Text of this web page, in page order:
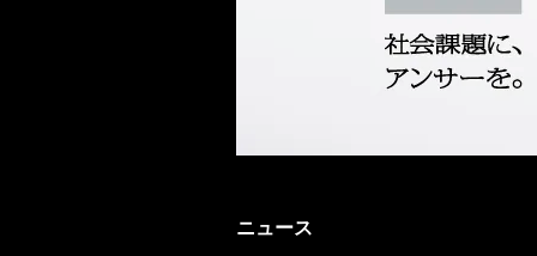
ニュース